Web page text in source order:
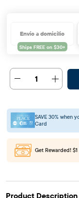
Envío a domicilio
1
SAVE 30% when
Card
Get Rewarded!
Product Description